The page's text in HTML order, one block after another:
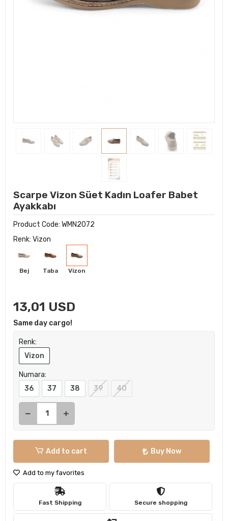
Scarpe Vizon Süet Kadın Loafer Babet
Ayakkabı
Product Code: WMN2072
Renk: Vizon
Bej Taba Vizon
13,01 USD
Same day cargo!
Renk:
Vizon
Numara:
36
37 38 39 40
Add to cart Buy Now
Add to my favorites
Fast Shipping Secure shopping